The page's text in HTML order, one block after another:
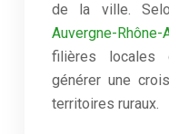
de la ville.
Auvergne-Rhône-
filières locales
générer une
territoires ruraux.